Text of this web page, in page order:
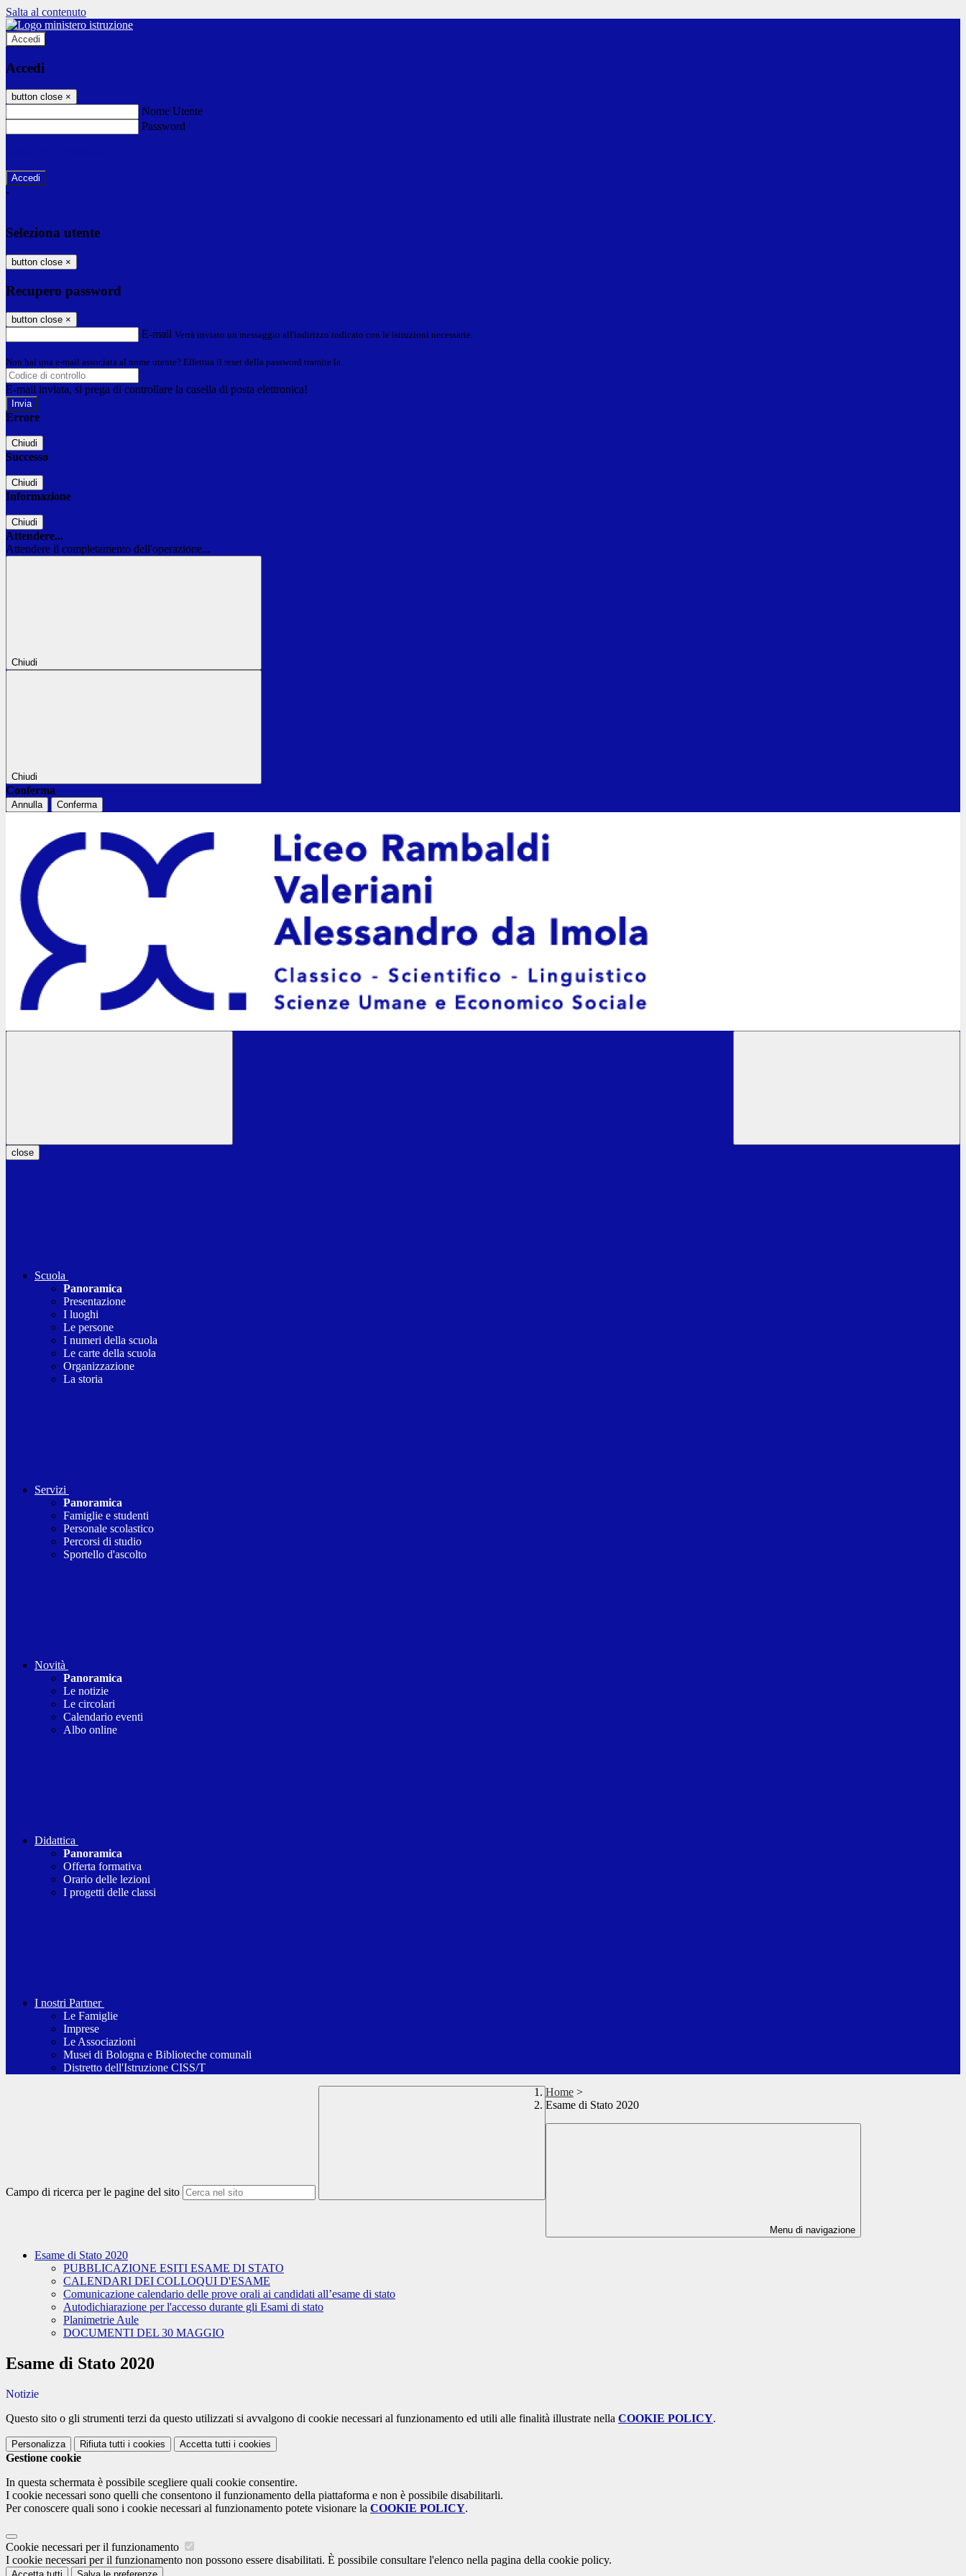
Salta al contenuto
Accedi
Accedi
button close ×
Nome Utente
Password
-
Seleziona utente
button close ×
Recupero password
button close ×
E-mail Verrà inviato un messaggio all'indirizzo indicato con le istruzioni necessarie.
Non hai una e-mail associata al nome utente? Effettua il reset della password tramite la
E-mail inviata, si prega di controllare la casella di posta elettronica!
Errore
Chiudi
Successo
Chiudi
Informazione
Chiudi
Attendere...
Attendere il completamento dell'operazione...
Chiudi
Chiudi
Conferma
Annulla Conferma
close
Scuola
Panoramica
Presentazione
I luoghi
Le persone
I numeri della scuola
Le carte della scuola
Organizzazione
La storia
Servizi
Panoramica
Famiglie e studenti
Personale scolastico
Percorsi di studio
Sportello d'ascolto
Novità
Panoramica
Le notizie
Le circolari
Calendario eventi
Albo online
Didattica
Panoramica
Offerta formativa
Orario delle lezioni
I progetti delle classi
I nostri Partner
Le Famiglie
Imprese
Le Associazioni
Musei di Bologna e Biblioteche comunali
Distretto dell'Istruzione CISS/T
Campo di ricerca per le pagine del sito
Home >
Esame di Stato 2020
Menu di navigazione
Esame di Stato 2020
PUBBLICAZIONE ESITI ESAME DI STATO
CALENDARI DEI COLLOQUI D'ESAME
Comunicazione calendario delle prove orali ai candidati all’esame di stato
Autodichiarazione per l'accesso durante gli Esami di stato
Planimetrie Aule
DOCUMENTI DEL 30 MAGGIO
Esame di Stato 2020
Notizie
Questo sito o gli strumenti terzi da questo utilizzati si avvalgono di cookie necessari al funzionamento ed utili alle finalità illustrate nella COOKIE POLICY.
Personalizza Rifiuta tutti i cookies Accetta tutti i cookies
Gestione cookie
In questa schermata è possibile scegliere quali cookie consentire.
I cookie necessari sono quelli che consentono il funzionamento della piattaforma e non è possibile disabilitarli.
Per conoscere quali sono i cookie necessari al funzionamento potete visionare la COOKIE POLICY.
Cookie necessari per il funzionamento
I cookie necessari per il funzionamento non possono essere disabilitati. È possibile consultare l'elenco nella pagina della cookie policy.